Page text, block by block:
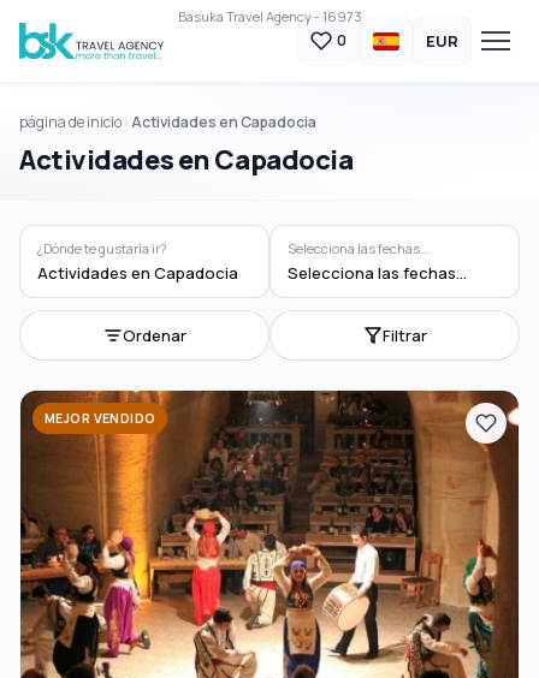
Basuka Travel Agency - 16973
0 EUR
página de inicio Actividades en Capadocia
Actividades en Capadocia
¿Dónde te gustaría ir?
Actividades en Capadocia
Selecciona las fechas...
Selecciona las fechas...
Ordenar Filtrar
MEJOR VENDIDO